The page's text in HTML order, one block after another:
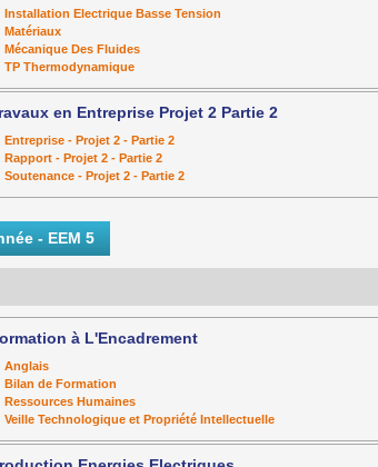
Installation Electrique Basse Tension
Matériaux
Mécanique Des Fluides
TP Thermodynamique
en Entreprise Projet 2 Partie 2
Entreprise - Projet 2 - Partie 2
Rapport - Projet 2 - Partie 2
Soutenance - Projet 2 - Partie 2
- EEM 5
à L'Encadrement
Anglais
Bilan de Formation
Ressources Humaines
Veille Technologique et Propriété Intellectuelle